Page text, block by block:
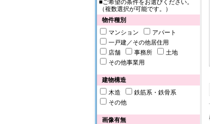
■ご希望の条件をお選びください。
（複数選択が可能です。）
物件種別
マンション
アパート
一戸建／その他居住用
店舗
事務所
土地
その他事業用
建物構造
木造
鉄筋系・鉄骨系
その他
画像有無